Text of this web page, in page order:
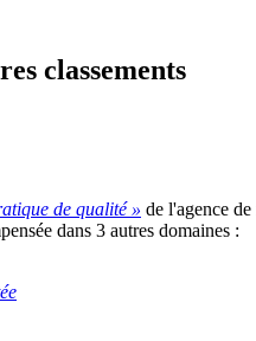
classements
de qualité » de l'agence
dans 3 autres domaines :